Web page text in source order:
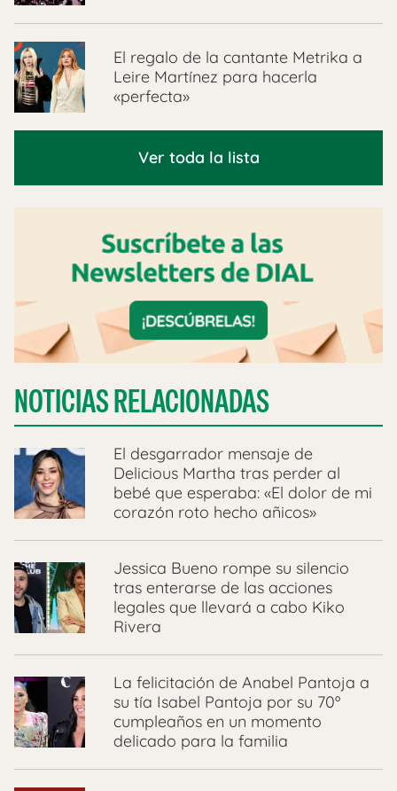
El regalo de la cantante Metrika a
Leire Martínez para hacerla
«perfecta»
Ver toda la lista
NOTICIAS RELACIONADAS
El desgarrador mensaje de
Delicious Martha tras perder al
bebé que esperaba: «El dolor de mi
corazón roto hecho añicos»
Jessica Bueno rompe su silencio
tras enterarse de las acciones
legales que llevará a cabo Kiko
Rivera
La felicitación de Anabel Pantoja a
su tía Isabel Pantoja por su 70º
cumpleaños en un momento
delicado para la familia